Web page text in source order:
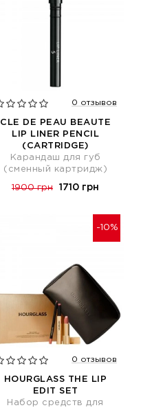
0 отзывов
CLE DE PEAU BEAUTE
LIP LINER PENCIL
(CARTRIDGE)
Карандаш для губ
(сменный картридж)
1900 грн 1710 грн
-10%
0 отзывов
HOURGLASS THE LIP
EDIT SET
Набор средств для